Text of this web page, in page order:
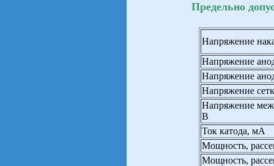
Предельно
Напряжение
Напряжение
Напряжение
Напряжение
Напряжение
В
Ток катода, мА
Мощность,
Мощность,